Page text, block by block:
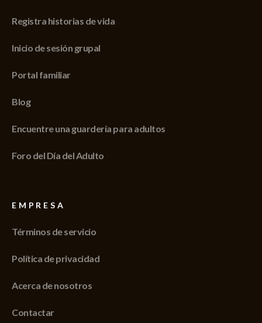
Registra historias de vida
Inicio de sesión grupal
Portal familiar
Blog
Encuentre una guardería para adultos
Foro del Día del Adulto
EMPRESA
Términos de servicio
Política de privacidad
Acerca de nosotros
Contactar